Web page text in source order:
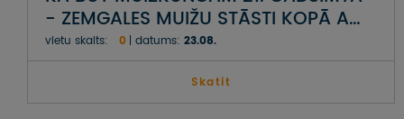
- ZEMGALES MUIŽU STĀSTI KOPĀ AR
INESI ROZI
vietu skaits: 0 datums: 23.08.
Skatit